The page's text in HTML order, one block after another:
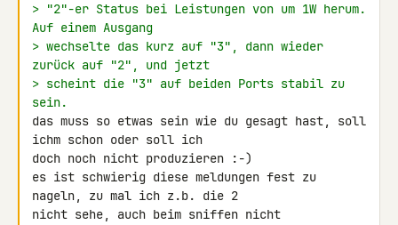
> "2"-er Status bei Leistungen von um 1W herum.
Auf einem Ausgang
> wechselte das kurz auf "3", dann wieder
zurück auf "2", und jetzt
> scheint die "3" auf beiden Ports stabil zu
sein.
das muss so etwas sein wie du gesagt hast, soll
ichm schon oder soll ich
doch noch nicht produzieren :-)
es ist schwierig diese meldungen fest zu
nageln, zu mal ich z.b. die 2
nicht sehe, auch beim sniffen nicht